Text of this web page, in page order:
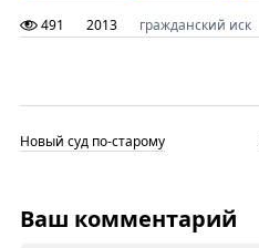
491 2013 гражданский иск
Новый суд по-старому
Ваш комментарий